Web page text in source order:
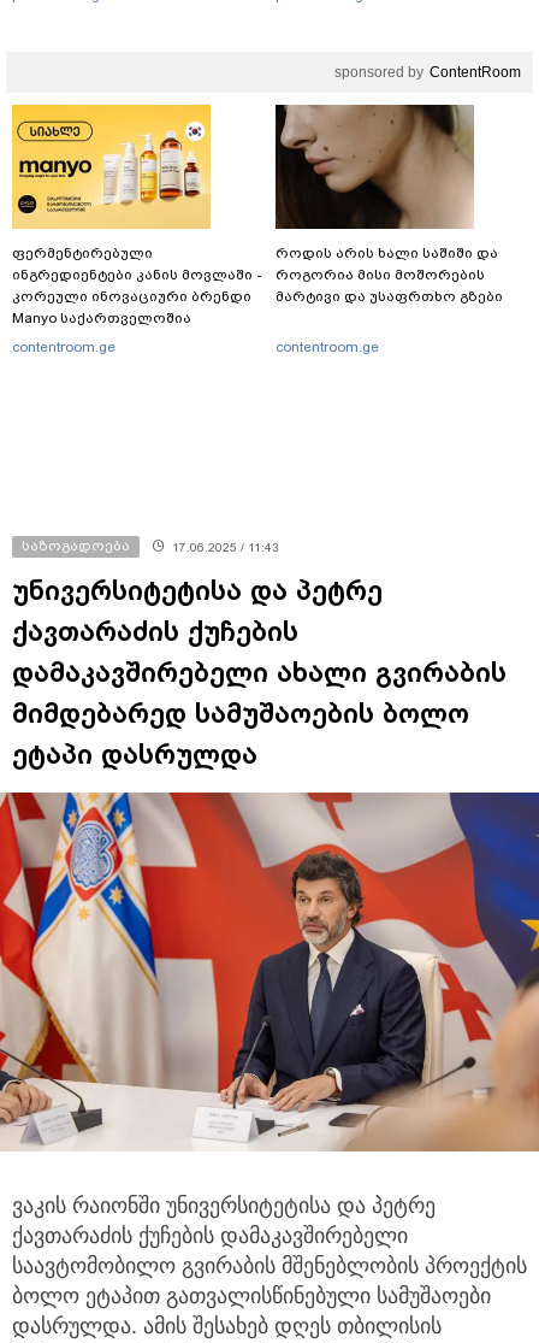
sponsored by ContentRoom
ფერმენტირებული
ინგრედიენტები კანის მოვლაში -
კორეული ინოვაციური ბრენდი
Manyo საქართველოშია
contentroom.ge
როდის არის ხალი საშიში და
როგორია მისი მოშორების
მარტივი და უსაფრთხო გზები
contentroom.ge
საზოგადოება 17.06.2025 / 11:43
უნივერსიტეტისა და პეტრე
ქავთარაძის ქუჩების
დამაკავშირებელი ახალი გვირაბის
მიმდებარედ სამუშაოების ბოლო
ეტაპი დასრულდა
ვაკის რაიონში უნივერსიტეტისა და პეტრე
ქავთარაძის ქუჩების დამაკავშირებელი
საავტომობილო გვირაბის მშენებლობის პროექტის
ბოლო ეტაპით გათვალისწინებული სამუშაოები
დასრულდა. ამის შესახებ დღეს თბილისის